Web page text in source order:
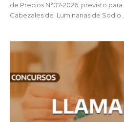
de Precios N°07-2026; previsto
Cabezales de Luminarias de Sodio...